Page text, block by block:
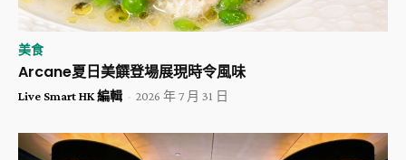
美食
Arcane夏日美饌登場展現時令風味
Live Smart HK 編輯 - 2026 年 7 月 31 日